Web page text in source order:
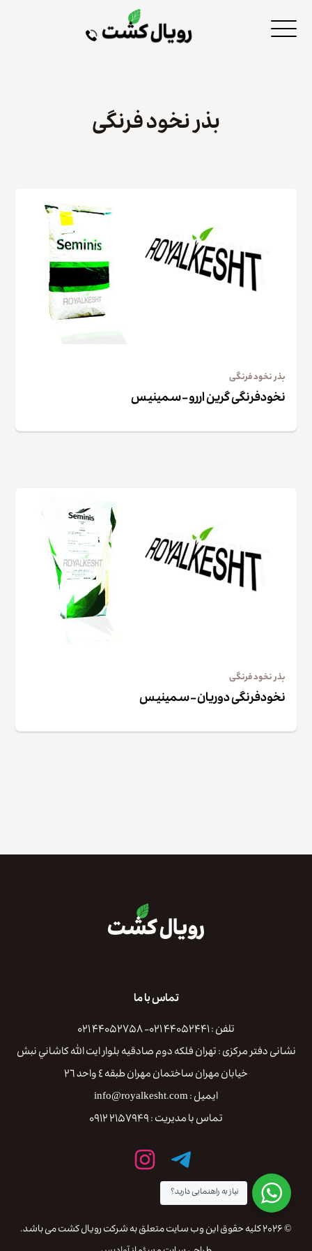
بذر نخود فرنگی
بذر نخود فرنگی
نخودفرنگی گرین اررو – سمینیس
بذر نخود فرنگی
نخودفرنگی دوریان – سمینیس
تماس با ما
تلفن : ۴۴۰۵۲۴۴۱ ۰۲۱- ۴۴۰۵۲۷۵۸ ۰۲۱
نشانی دفتر مرکزی : تهران فلكه دوم صادقيه بلوار ايت الله كاشاني نبش
خيابان مهران ساختمان مهران طبقه ٤ واحد ٢٦
ایمیل : info@royalkesht.com
تماس با مدیریت : ۲۱۵۷۹۴۹ ۰۹۱۲
© ۲۰۲۶ کلیه حقوق این وب سایت متعلق به شرکت رویال کشت می باشد.
نیاز به راهنمایی دارید؟